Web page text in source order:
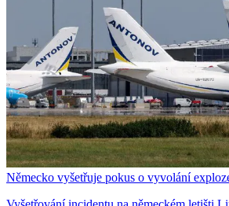
Německo vyšetřuje pokus o vyvolání